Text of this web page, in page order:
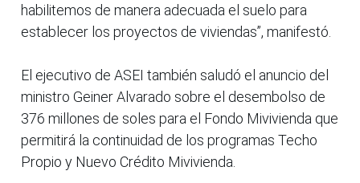
habilitemos de manera adecuada el suelo para
establecer los proyectos de viviendas”, manifestó.
El ejecutivo de ASEI también saludó el anuncio del
ministro Geiner Alvarado sobre el desembolso de
376 millones de soles para el Fondo Mivivienda que
permitirá la continuidad de los programas Techo
Propio y Nuevo Crédito Mivivienda.